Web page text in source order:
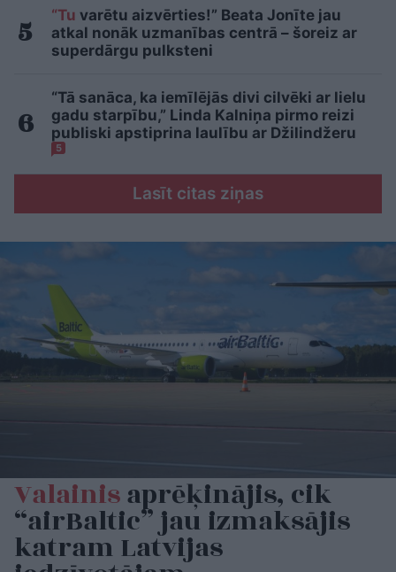
“Tu varētu aizvērties!” Beata Jonīte jau
atkal nonāk uzmanības centrā – šoreiz ar
superdārgu pulksteni
“Tā sanāca, ka iemīlējās divi cilvēki ar lielu
gadu starpību,” Linda Kalniņa pirmo reizi
publiski apstiprina laulību ar Džilindžeru
5
Lasīt citas ziņas
Valainisaprēķinājis, cik
“airBaltic” jau izmaksājis
katram Latvijas